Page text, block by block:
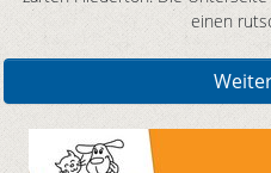
einen